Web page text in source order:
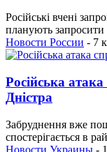
Російські вчені
планують
Новости России - 7
Російська
Дністра
Забруднення вже
спостерігається в
Новости Украины -